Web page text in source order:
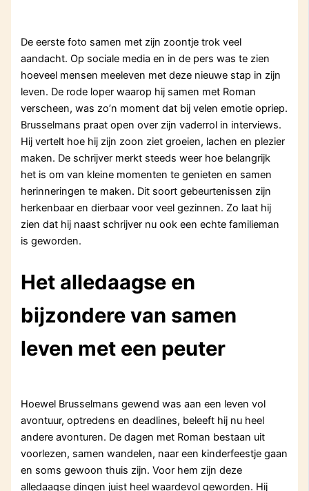
De eerste foto samen met zijn zoontje trok veel
aandacht. Op sociale media en in de pers was te zien
hoeveel mensen meeleven met deze nieuwe stap in zijn
leven. De rode loper waarop hij samen met Roman
verscheen, was zo’n moment dat bij velen emotie opriep.
Brusselmans praat open over zijn vaderrol in interviews.
Hij vertelt hoe hij zijn zoon ziet groeien, lachen en plezier
maken. De schrijver merkt steeds weer hoe belangrijk
het is om van kleine momenten te genieten en samen
herinneringen te maken. Dit soort gebeurtenissen zijn
herkenbaar en dierbaar voor veel gezinnen. Zo laat hij
zien dat hij naast schrijver nu ook een echte familieman
is geworden.
Het alledaagse en
bijzondere van samen
leven met een peuter
Hoewel Brusselmans gewend was aan een leven vol
avontuur, optredens en deadlines, beleeft hij nu heel
andere avonturen. De dagen met Roman bestaan uit
voorlezen, samen wandelen, naar een kinderfeestje gaan
en soms gewoon thuis zijn. Voor hem zijn deze
alledaagse dingen juist heel waardevol geworden. Hij